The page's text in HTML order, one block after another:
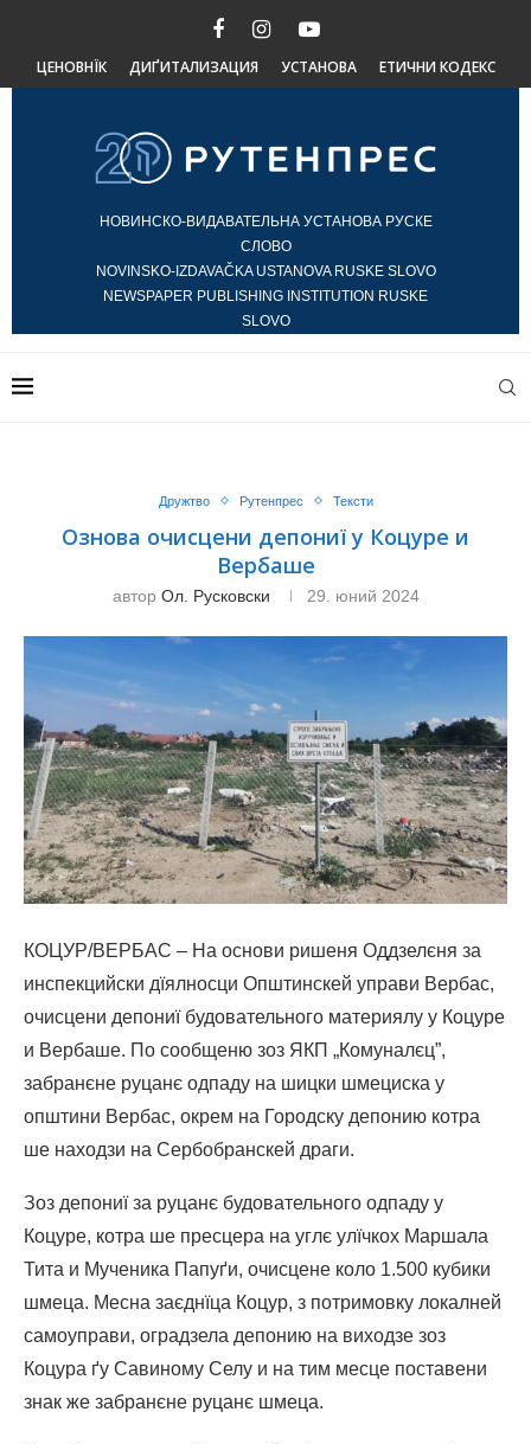
ЦЕНОВНЇК ДИҐИТАЛИЗАЦИЯ УСТАНОВА ЕТИЧНИ КОДЕКС
НОВИНСКО-ВИДАВАТЕЛЬНА УСТАНОВА РУСКЕ
СЛОВО
NOVINSKO-IZDAVAČKA USTANOVA RUSKE SLOVO
NEWSPAPER PUBLISHING INSTITUTION RUSKE
SLOVO
Дружтво Рутенпрес Тексти
Ознова очисцени депониї у Коцуре и
Вербаше
автор Ол. Русковски 29. юний 2024
КОЦУР/ВЕРБАС – На основи ришеня Оддзелєня за
инспекцийски дїялносци Општинскей управи Вербас,
очисцени депониї будовательного материялу у Коцуре
и Вербаше. По сообщеню зоз ЯКП „Комуналєц”,
забранєне руцанє одпаду на шицки шмециска у
општини Вербас, окрем на Городску депонию котра
ше находзи на Сербобранскей драги.
Зоз депониї за руцанє будовательного одпаду у
Коцуре, котра ше пресцера на углє улїчкох Маршала
Тита и Мученика Папуґи, очисцене коло 1.500 кубики
шмеца. Месна заєднїца Коцур, з потримовку локалней
самоуправи, оградзела депонию на виходзе зоз
Коцура ґу Савиному Селу и на тим месце поставени
знак же забранєне руцанє шмеца.